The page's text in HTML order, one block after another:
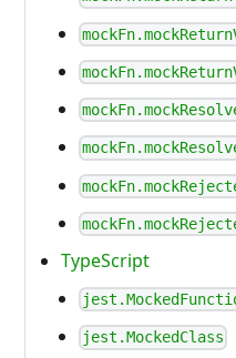
TypeScript
jest.MockedClass